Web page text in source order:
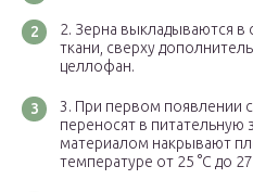
Зерна выкладываются в
ткани, сверху
целлофан.
При первом появлении
переносят в
материалом накрывают
температуре от 25 °C до 27